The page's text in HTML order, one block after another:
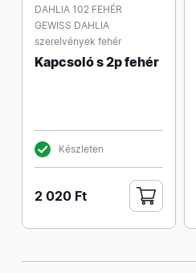
DAHLIA 102 FEHÉR
GEWISS DAHLIA
szerelvények fehér
Kapcsoló s 2p fehér
Készleten
2 020 Ft